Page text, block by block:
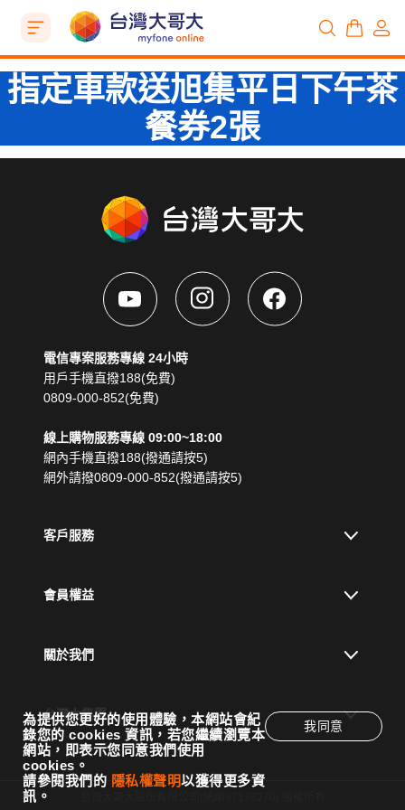
指定車款送旭集平日下午茶
餐券2張
電信專案服務專線 24小時
用戶手機直撥188(免費)
0809-000-852(免費)
線上購物服務專線 09:00~18:00
網內手機直撥188(撥通請按5)
網外請撥0809-000-852(撥通請按5)
客戶服務
會員權益
關於我們
台灣大集團
為提供您更好的使用體驗，本網站會紀
錄您的 cookies 資訊，若您繼續瀏覽本
網站，即表示您同意我們使用
cookies。
請參閱我們的 隱私權聲明以獲得更多資
訊。
我同意